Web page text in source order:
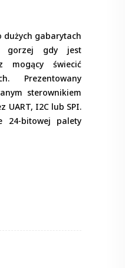
dużych gabarytach
gorzej gdy jest
mogący świecić
Prezentowany
sterownikiem
UART, I2C lub SPI.
24-bitowej palety